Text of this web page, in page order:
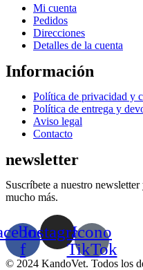
Menú
Mi cuenta
Pedidos
Direcciones
Detalles de la cuenta
Información
Menú
Política de privacidad y
Política de entrega y
Aviso legal
Contacto
newsletter
Suscríbete a nuestro
mucho más.
f
InstagramIcono
TikTok
© 2024 KandoVet. Todos los